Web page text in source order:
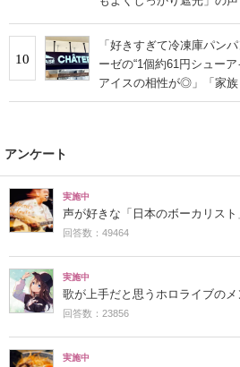
10
「好きすぎて冷凍庫パン
ーゼの“1個約61円シュー
アイスの相性が◎」「家
る」
アンケート
実施中
声が好きな「日本のボーカリスト
回答数：49464
実施中
歌が上手だと思うホロライブのメ
回答数：23856
実施中